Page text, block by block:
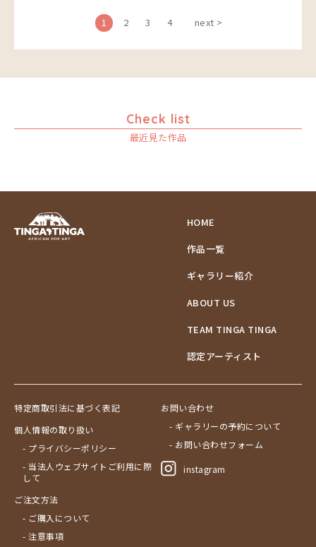
1 2 3 4 next >
Check list
最近見た作品
HOME
作品一覧
ギャラリー紹介
ABOUT US
TEAM TINGA TINGA
認定アーティスト
特定商取引法に基づく表記
個人情報の取り扱い
- プライバシーポリシー
- 当法人ウェブサイトご利用に際
して
ご注文方法
- ご購入について
- 注意事項
お問い合わせ
- ギャラリーの予約について
- お問い合わせフォーム
instagram